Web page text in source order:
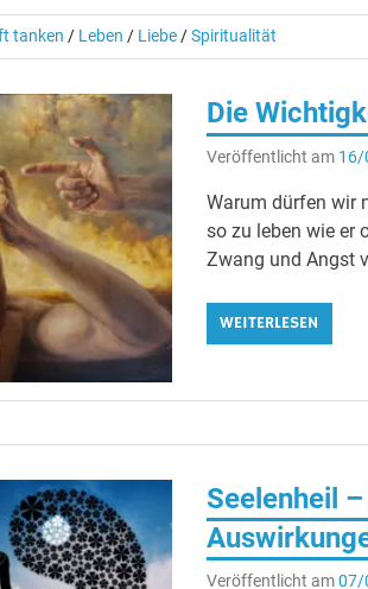
tanken / Leben / Liebe/Spiritualität
Die
Veröffentlicht am 16/
Warum dürfen wir
so zu leben wie er
Zwang und Angst
WEITERLESEN
Seelenheil
Veröffentlicht am07/